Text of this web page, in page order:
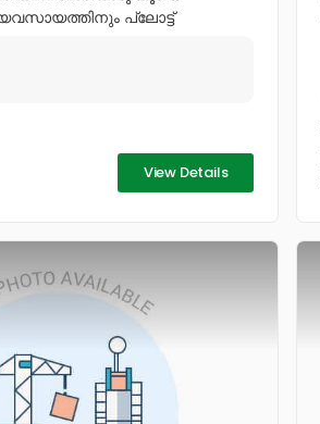
പ്ലോട്ട്
View Details